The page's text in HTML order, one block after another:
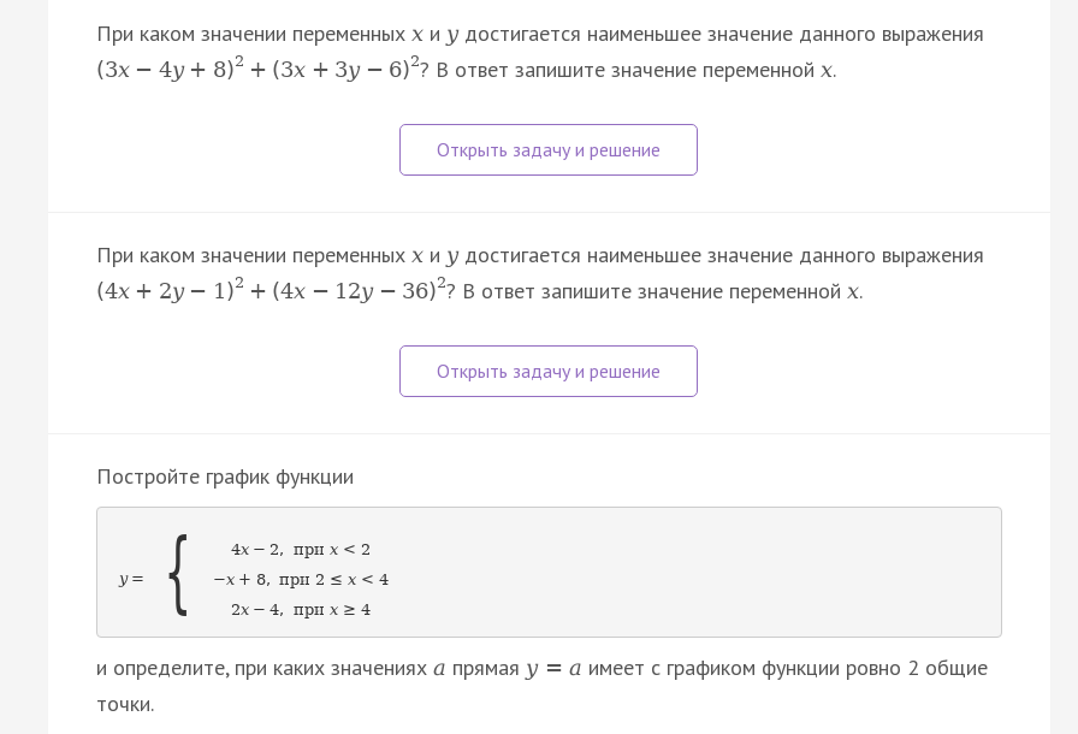
При каком значении переменных x и yдостигается наименьшее значение данного выражения
(3x − 4y + 8)2 + (3x + 3y − 6)2? В ответ запишите значение переменной x.
При каком значении переменных x и yдостигается наименьшее значение данного выражения
(4x + 2y − 1 )2 + (4x − 12y − 36)2? В ответ запишите значение переменной x.
Постройте график функции
y = { 4x − 2, при x < 2
−x + 8, при 2 ≤ x < 4
2x − 4, при x ≥ 4
и определите, при каких значениях a прямая y = a имеет с графиком функции ровно 2 общие
точки.